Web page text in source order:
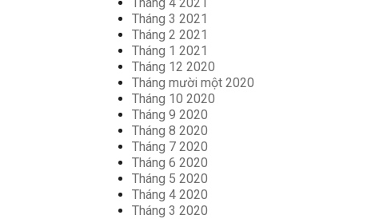
Tháng 3 2021
Tháng 2 2021
Tháng 1 2021
Tháng 12 2020
Tháng mười một 2020
Tháng 10 2020
Tháng 9 2020
Tháng 8 2020
Tháng 7 2020
Tháng 6 2020
Tháng 5 2020
Tháng 4 2020
Tháng 3 2020